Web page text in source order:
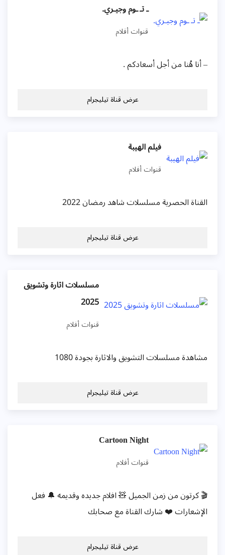
ـ تـ ـوم وجيـري.
قنوات أفلام
– أنا هُنا من أجل أسعادكم .
عرض قناة تيليجرام
فيلم الهيبة
قنوات أفلام
القناة الحصرية مسلسلات شاهد رمضان 2022
عرض قناة تيليجرام
مسلسلات اثارة وتشويق
2025
قنوات أفلام
مشاهدة مسلسلات التشويق والاثارة بجودة 1080
عرض قناة تيليجرام
Cartoon Night
قنوات أفلام
🎬 كرتون من زمن الجميل 🧸 افلام جديده وقديمه 🔔 فعل
الإشعارات ❤️ شارك القناة مع صحابك
عرض قناة تيليجرام